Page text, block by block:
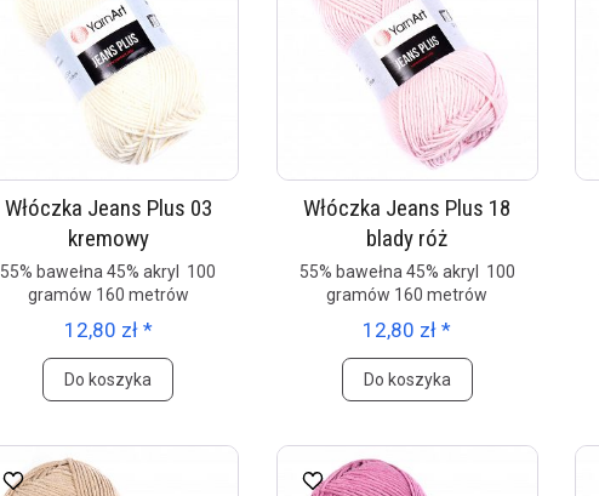
Włóczka Jeans Plus 03
kremowy
55% bawełna 45% akryl 100
gramów 160 metrów
12,80 zł *
Do koszyka
Włóczka Jeans Plus 18
blady róż
55% bawełna 45% akryl 100
gramów 160 metrów
12,80 zł *
Do koszyka